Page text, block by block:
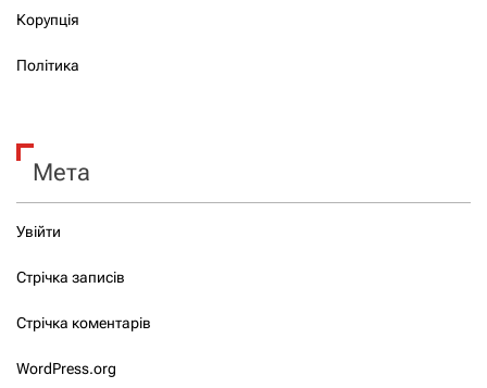
Корупція
Політика
Мета
Увійти
Стрічка записів
Стрічка коментарів
WordPress.org